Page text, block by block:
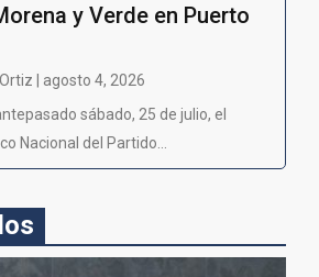
y Verde en Puerto
| agosto 4, 2026
sábado, 25 de julio, el
Nacional del Partido...